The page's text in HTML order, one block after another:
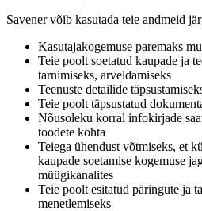
Savener võib kasutada teie andmeid
Kasutajakogemuse paremaks
Teie poolt soetatud kaupade ja
tarnimiseks, arveldamiseks
Teenuste detailide
Teie poolt täpsustatud
Nõusoleku korral infokirjade
toodete kohta
Teiega ühendust võtmiseks, et
kaupade soetamise kogemuse
müügikanalites
Teie poolt esitatud päringute ja
menetlemiseks